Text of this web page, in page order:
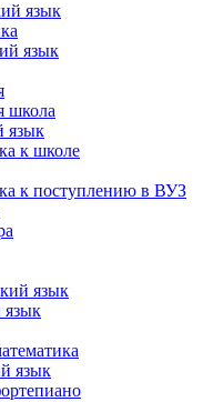
язык
язык
школа
язык
к школе
к поступлению в ВУЗ
язык
язык
язык